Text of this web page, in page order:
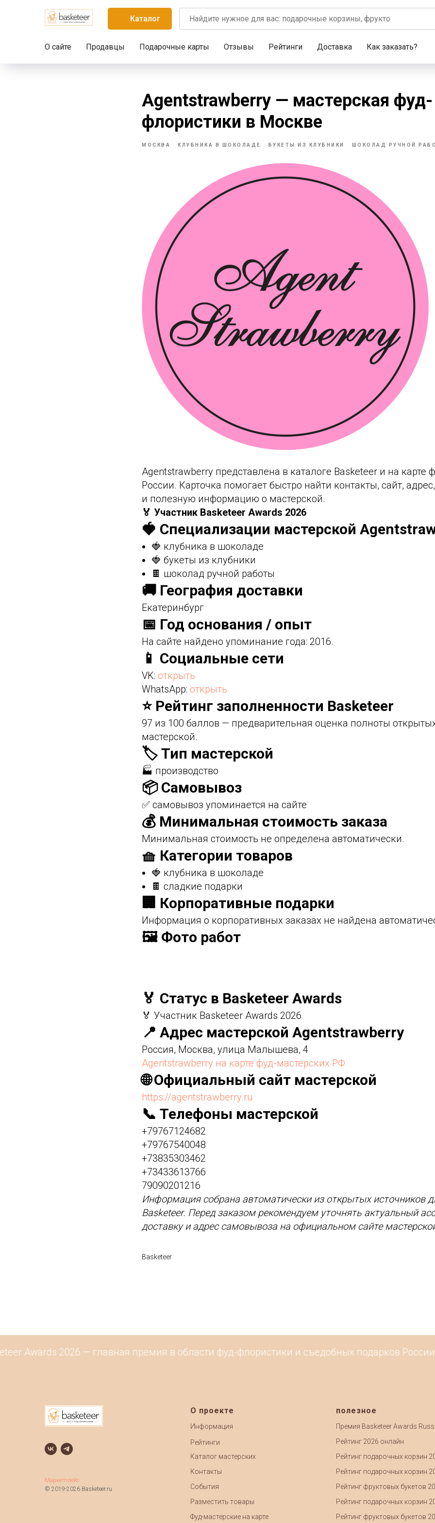
Каталог
О сайте Продавцы Подарочные карты Отзывы Рейтинги Доставка Как заказать?
Agentstrawberry — мастерская фуд-
флористики в Москве
МОСКВА КЛУБНИКА В ШОКОЛАДЕ БУКЕТЫ ИЗ КЛУБНИКИ ШОКОЛАД РУЧНОЙ
Agentstrawberry представлена в каталоге Basketeer и на карте
России. Карточка помогает быстро найти контакты, сайт,
и полезную информацию о мастерской.
🏅 Участник Basketeer Awards 2026
🍓 Специализации мастерской
🍓 клубника в шоколаде
🍓 букеты из клубники
🍫 шоколад ручной работы
🚚 География доставки
Екатеринбург
📅 Год основания / опыт
На сайте найдено упоминание года: 2016.
📱 Социальные сети
VK: открыть
WhatsApp: открыть
⭐ Рейтинг заполненности Basketeer
97 из 100 баллов — предварительная оценка полноты
мастерской.
🏷️ Тип мастерской
🏭 производство
📦 Самовывоз
✅ самовывоз упоминается на сайте
💰 Минимальная стоимость заказа
Минимальная стоимость не определена автоматически.
🧺 Категории товаров
🍓 клубника в шоколаде
🍫 сладкие подарки
🏢 Корпоративные подарки
Информация о корпоративных заказах не найдена
🖼️ Фото работ
🏅 Статус в Basketeer Awards
🏅 Участник Basketeer Awards 2026
📍 Адрес мастерской Agentstrawberry
Россия, Москва, улица Малышева, 4
Agentstrawberry на карте фуд-мастерских РФ
🌐 Официальный сайт мастерской
https://agentstrawberry.ru
📞 Телефоны мастерской
+79767124682
+79767540048
+73835303462
+73433613766
79090201216
Информация собрана автоматически из открытых источников
Basketeer. Перед заказом рекомендуем уточнять актуальный
доставку и адрес самовывоза на официальном сайте
Basketeer
Awards 2026 — главная премия в области фуд-флористики и съедобных подарков России.
Маркетплейс
© 2019-2026 Basketeer.ru
О проекте
Информация
Рейтинги
Каталог мастерских
Контакты
События
Разместить товары
Фуд-мастерские на карте
полезное
Премия Basketeer Awards
Рейтинг 2026 онлайн
Рейтинг подарочных корзин
Рейтинг подарочных корзин
Рейтинг фруктовых букетов
Рейтинг подарочных корзин
Рейтинг фруктовых букетов